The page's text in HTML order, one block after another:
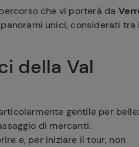
che vi porterà da
unici, considerati tra i
della Val
gentile per
di mercanti.
e, per iniziare il tour, non